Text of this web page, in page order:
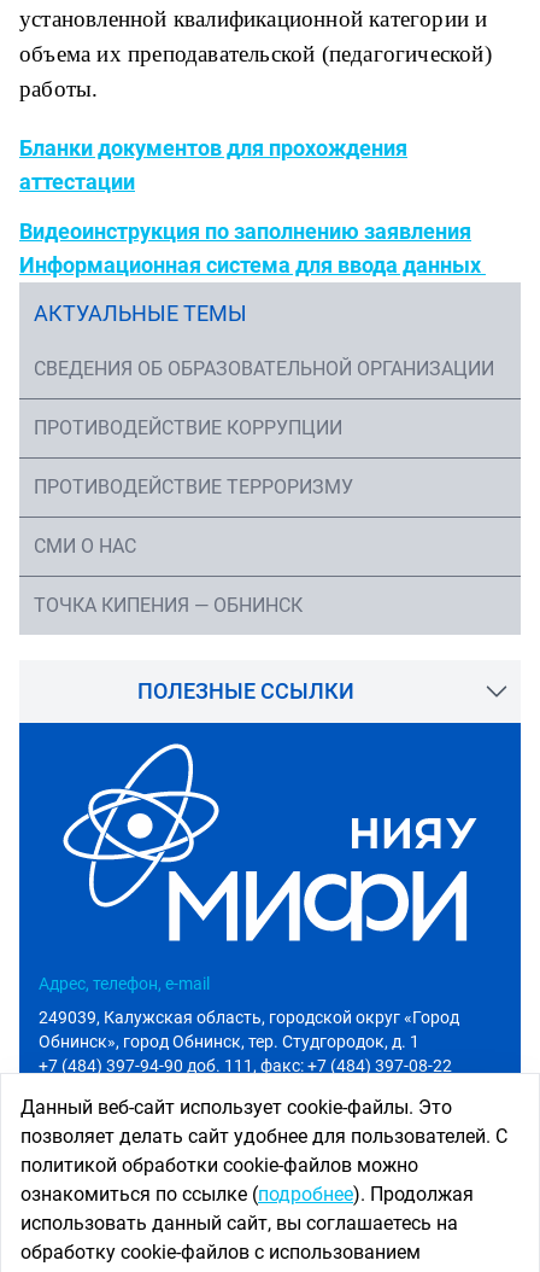
установленной квалификационной категории и
объема их преподавательской (педагогической)
работы.
Бланки документов для прохождения
аттестации
Видеоинструкция по заполнению заявления
Информационная система для ввода данных
АКТУАЛЬНЫЕ ТЕМЫ
СВЕДЕНИЯ ОБ ОБРАЗОВАТЕЛЬНОЙ ОРГАНИЗАЦИИ
ПРОТИВОДЕЙСТВИЕ КОРРУПЦИИ
ПРОТИВОДЕЙСТВИЕ ТЕРРОРИЗМУ
СМИ О НАС
ТОЧКА КИПЕНИЯ — ОБНИНСК
ПОЛЕЗНЫЕ ССЫЛКИ
Адрес, телефон, e-mail
249039, Калужская область, городской округ «Город
Обнинск», город Обнинск, тер. Студгородок, д. 1
+7 (484) 397-94-90 доб. 111 , факс: +7 (484) 397-08-22
Приемная комиссия
Абитуриенту
+7 (484) 397-94-90 доб. 801
priem@iate.obninsk.ru
Данный веб-сайт использует cookie-файлы. Это
позволяет делать сайт удобнее для пользователей. С
политикой обработки cookie-файлов можно
ознакомиться по ссылке (подробнее). Продолжая
использовать данный сайт, вы соглашаетесь на
обработку cookie-файлов с использованием